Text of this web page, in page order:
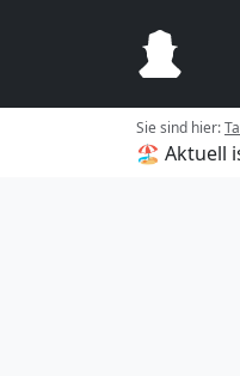
Sie sind hier:
🏖️ Aktuell